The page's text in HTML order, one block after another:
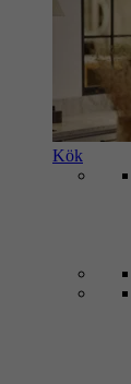
Kök